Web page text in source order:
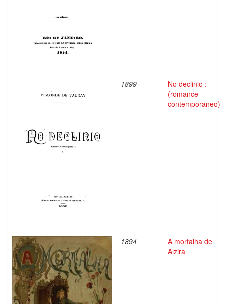
1899
No declinio :
(romance
contemporaneo)
1894
A mortalha de
Alzira